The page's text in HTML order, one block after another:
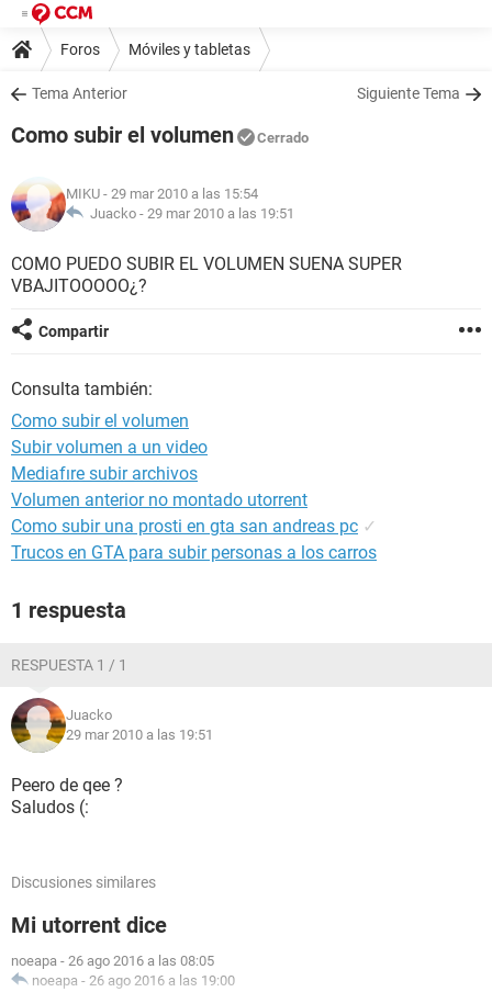
Foros Móviles y tabletas
Tema Anterior Siguiente Tema
Como subir el volumen Cerrado
MIKU - 29 mar 2010 a las 15:54
Juacko - 29 mar 2010 a las 19:51
COMO PUEDO SUBIR EL VOLUMEN SUENA SUPER
VBAJITOOOOO¿?
Compartir
Consulta también:
Como subir el volumen
Subir volumen a un video
Mediafıre subir archivos
Volumen anterior no montado utorrent
Como subir una prosti en gta san andreas pc ✓
Trucos en GTA para subir personas a los carros
1 respuesta
RESPUESTA 1 / 1
Juacko
29 mar 2010 a las 19:51
Peero de qee ?
Saludos (:
Discusiones similares
Mi utorrent dice
noeapa - 26 ago 2016 a las 08:05
noeapa - 26 ago 2016 a las 19:00